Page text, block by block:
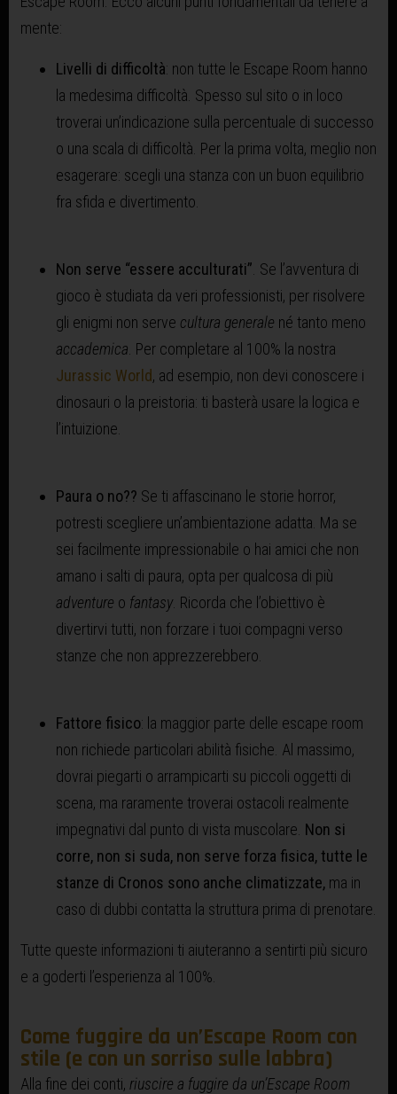
mente:
Livelli di difficoltà: non tutte le Escape Room hanno
la medesima difficoltà. Spesso sul sito o in loco
troverai un’indicazione sulla percentuale di successo
o una scala di difficoltà. Per la prima volta, meglio non
esagerare: scegli una stanza con un buon equilibrio
fra sfida e divertimento.
Non serve “essere acculturati”. Se l’avventura di
gioco è studiata da veri professionisti, per risolvere
gli enigmi non serve cultura generale né tanto meno
accademica. Per completare al 100% la nostra
Jurassic World, ad esempio, non devi conoscere i
dinosauri o la preistoria: ti basterà usare la logica e
l’intuizione.
Paura o no?? Se ti affascinano le storie horror,
potresti scegliere un’ambientazione adatta. Ma se
sei facilmente impressionabile o hai amici che non
amano i salti di paura, opta per qualcosa di più
adventure o fantasy. Ricorda che l’obiettivo è
divertirvi tutti, non forzare i tuoi compagni verso
stanze che non apprezzerebbero.
Fattore fisico: la maggior parte delle escape room
non richiede particolari abilità fisiche. Al massimo,
dovrai piegarti o arrampicarti su piccoli oggetti di
scena, ma raramente troverai ostacoli realmente
impegnativi dal punto di vista muscolare. Non si
corre, non si suda, non serve forza fisica, tutte le
stanze di Cronos sono anche climatizzate,ma in
caso di dubbi contatta la struttura prima di prenotare.
Tutte queste informazioni ti aiuteranno a sentirti più sicuro
e a goderti l’esperienza al 100%.
Come fuggire da un’Escape Room con
stile (e con un sorriso sulle labbra)
Alla fine dei conti, riuscire a fuggire da un’Escape Room